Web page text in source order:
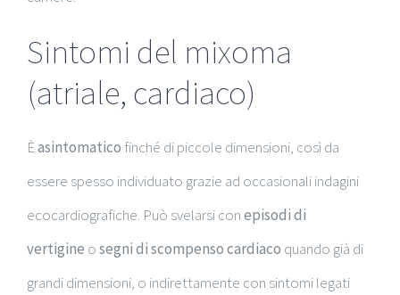
Sintomi del mixoma
(atriale, cardiaco)
Èasintomatico finché di piccole dimensioni, così da
essere spesso individuato grazie ad occasionali indagini
ecocardiografiche. Può svelarsi conepisodi di
vertigine osegni di scompenso cardiaco quando già di
grandi dimensioni, o indirettamente con sintomi legati